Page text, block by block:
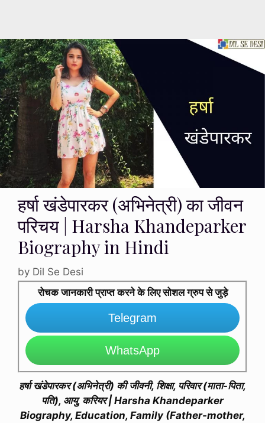
हर्षा खंडेपारकर (अभिनेत्री) का जीवन
परिचय | Harsha Khandeparker
Biography in Hindi
by Dil Se Desi
रोचक जानकारी प्राप्त करने के लिए सोशल ग्रुप से जुड़े
Telegram
WhatsApp
हर्षा खंडेपारकर (अभिनेत्री) की जीवनी, शिक्षा, परिवार (माता-पिता,
पति), आयु, करियर | Harsha Khandeparker
Biography, Education, Family (Father-mother,